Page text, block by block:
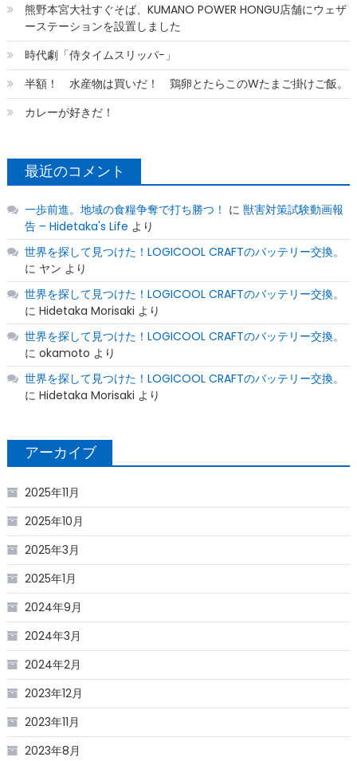
熊野本宮大社すぐそば、KUMANO POWER HONGU店舗にウェザ
ーステーションを設置しました
時代劇「侍タイムスリッパ−」
半額！ 水産物は買いだ！ 鶏卵とたらこのWたまご掛けご飯。
カレーが好きだ！
最近のコメント
一歩前進。地域の食糧争奪で打ち勝つ！ に 獣害対策試験動画報
告 – Hidetaka's Life より
世界を探して見つけた！LOGICOOL CRAFTのバッテリー交換。
に ヤン より
世界を探して見つけた！LOGICOOL CRAFTのバッテリー交換。
に Hidetaka Morisaki より
世界を探して見つけた！LOGICOOL CRAFTのバッテリー交換。
に okamoto より
世界を探して見つけた！LOGICOOL CRAFTのバッテリー交換。
に Hidetaka Morisaki より
アーカイブ
2025年11月
2025年10月
2025年3月
2025年1月
2024年9月
2024年3月
2024年2月
2023年12月
2023年11月
2023年8月